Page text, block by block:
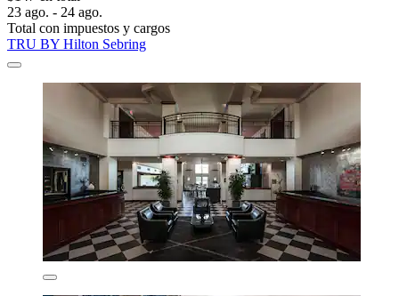
23 ago. - 24 ago.
Total con impuestos y cargos
TRU BY Hilton Sebring